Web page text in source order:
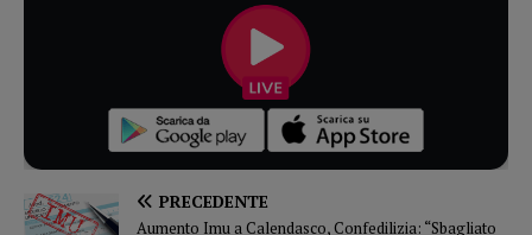
PRECEDENTE
Aumento Imu a Calendasco, Confedilizia: “Sbagliato